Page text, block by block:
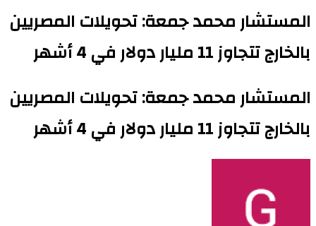
المستشار محمد جمعة: تحويلات المصريين
بالخارج تتجاوز 11 مليار دولار في 4 أشهر
المستشار محمد جمعة: تحويلات المصريين
بالخارج تتجاوز 11 مليار دولار في 4 أشهر